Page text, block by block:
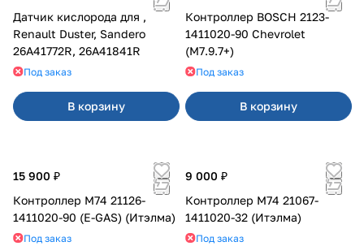
Датчик кислорода для ,
Renault Duster, Sandero
26A41772R, 26A41841R
Под заказ
В корзину
Контроллер BOSCH 2123-
1411020-90 Chevrolet
(M7.9.7+)
Под заказ
В корзину
15 900 ₽
Контроллер М74 21126-
1411020-90 (E-GAS) (Итэлма)
Под заказ
9 000 ₽
Контроллер М74 21067-
1411020-32 (Итэлма)
Под заказ